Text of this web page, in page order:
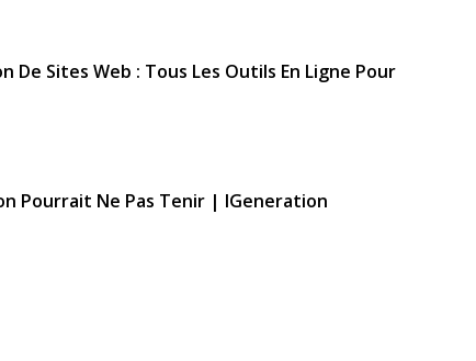
De Sites Web : Tous Les Outils En Ligne Pour
Pourrait Ne Pas Tenir | IGeneration